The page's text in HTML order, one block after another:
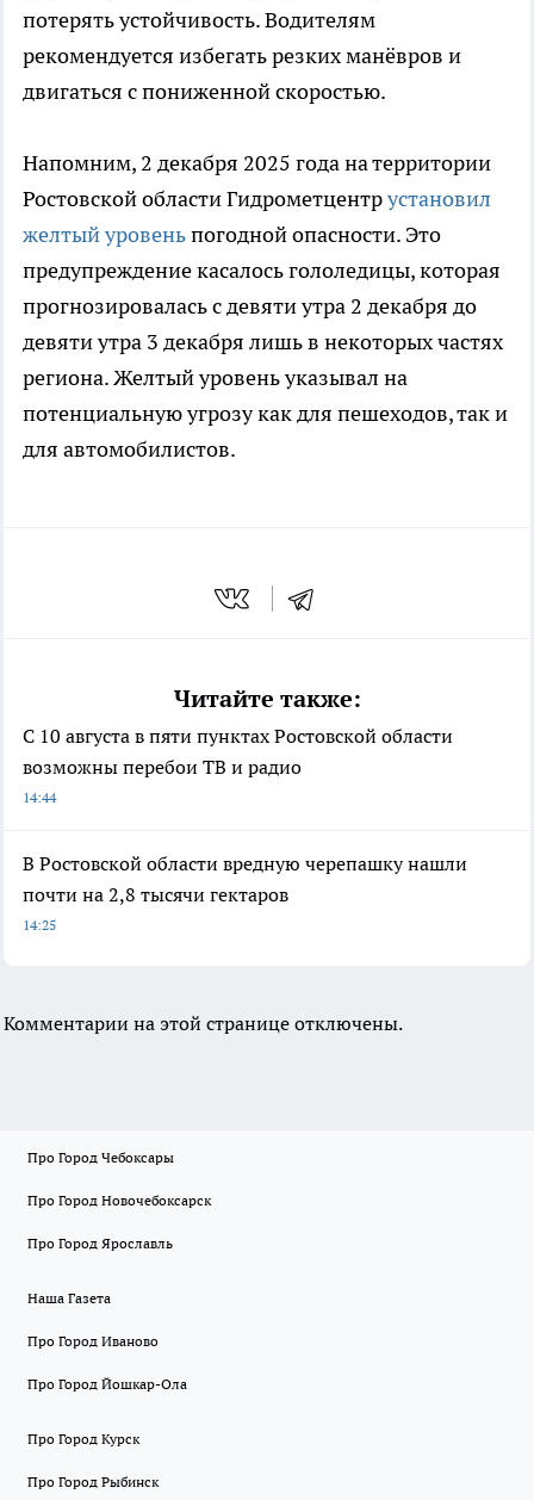
потерять устойчивость. Водителям
рекомендуется избегать резких манёвров и
двигаться с пониженной скоростью.
Напомним, 2 декабря 2025 года на территории
Ростовской области Гидрометцентрустановил
желтый уровеньпогодной опасности. Это
предупреждение касалось гололедицы, которая
прогнозировалась с девяти утра 2 декабря до
девяти утра 3 декабря лишь в некоторых частях
региона. Желтый уровень указывал на
потенциальную угрозу как для пешеходов, так и
для автомобилистов.
Читайте также:
С 10 августа в пяти пунктах Ростовской области
возможны перебои ТВ и радио
14:44
В Ростовской области вредную черепашку нашли
почти на 2,8 тысячи гектаров
14:25
Комментарии на этой странице отключены.
Про Город Чебоксары
Про Город Новочебоксарск
Про Город Ярославль
Наша Газета
Про Город Иваново
Про Город Йошкар-Ола
Про Город Курск
Про Город Рыбинск